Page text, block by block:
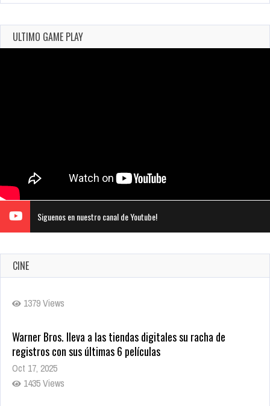
ULTIMO GAME PLAY
Siguenos en nuestro canal de Youtube!
CINE
registros con sus últimas 6 películas
Oct 17, 2025
1435 Views